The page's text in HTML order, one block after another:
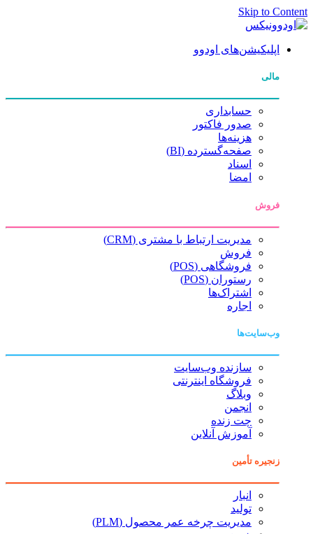
Skip to Content
اپلیکیشن‌های اودوو
مالی
حسابداری
صدور فاکتور
هزینه‌ها
صفحه‌گسترده (BI)
اسناد
امضا
فروش
مدیریت ارتباط با مشتری (CRM)
فروش
فروشگاهی (POS)
رستوران (POS)
اشتراک‌ها
اجاره
وب‌سایت‌ها
سازنده وب‌سایت
فروشگاه اینترنتی
وبلاگ
انجمن
چت زنده
آموزش آنلاین
زنجیره تأمین
انبار
تولید
مدیریت چرخه عمر محصول (PLM)